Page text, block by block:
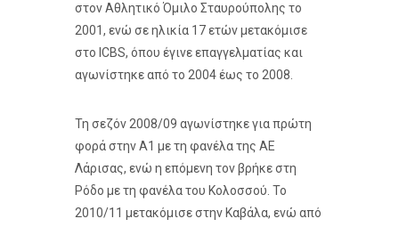
στον Αθλητικό Όμιλο Σταυρούπολης το
2001, ενώ σε ηλικία 17 ετών μετακόμισε
στο ICBS, όπου έγινε επαγγελματίας και
αγωνίστηκε από το 2004 έως το 2008.
Τη σεζόν 2008/09 αγωνίστηκε για πρώτη
φορά στην Α1 με τη φανέλα της ΑΕ
Λάρισας, ενώ η επόμενη τον βρήκε στη
Ρόδο με τη φανέλα του Κολοσσού. Το
2010/11 μετακόμισε στην Καβάλα, ενώ από